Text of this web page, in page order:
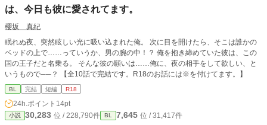
は、今日も彼に愛されてます。
櫻坂 真紀
眠れぬ夜、突然眩しい光に吸い込まれた俺。 次に目を開けたら、そこは誰かの
ベッドの上で……っていうか、男の腕の中！？ 俺を抱き締めていた彼は、この
国の王子だと名乗る。 そんな彼の願いは……俺に、夜の相手をして欲しい、と
いうもので──？ 【全10話で完結です。R18のお話には※を付けてます。】
BL 完結 短編 R18
24h.ポイント 14pt
小説 30,283 位 / 228,790件 BL 7,645 位 / 31,417件